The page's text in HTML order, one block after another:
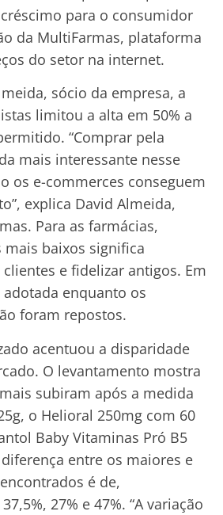
para o consumidor
da MultiFarmas, plataforma
do setor na internet.
sócio da empresa, a
limitou a alta em 50% a
“Comprar pela
mais interessante nesse
os e-commerces conseguem
explica David Almeida,
Para as farmácias,
baixos significa
e fidelizar antigos. Em
enquanto os
foram repostos.
acentuou a disparidade
O levantamento mostra
subiram após a medida
o Helioral 250mg com 60
Baby Vitaminas Pró B5
entre os maiores e
é de,
27% e 47%. “A variação